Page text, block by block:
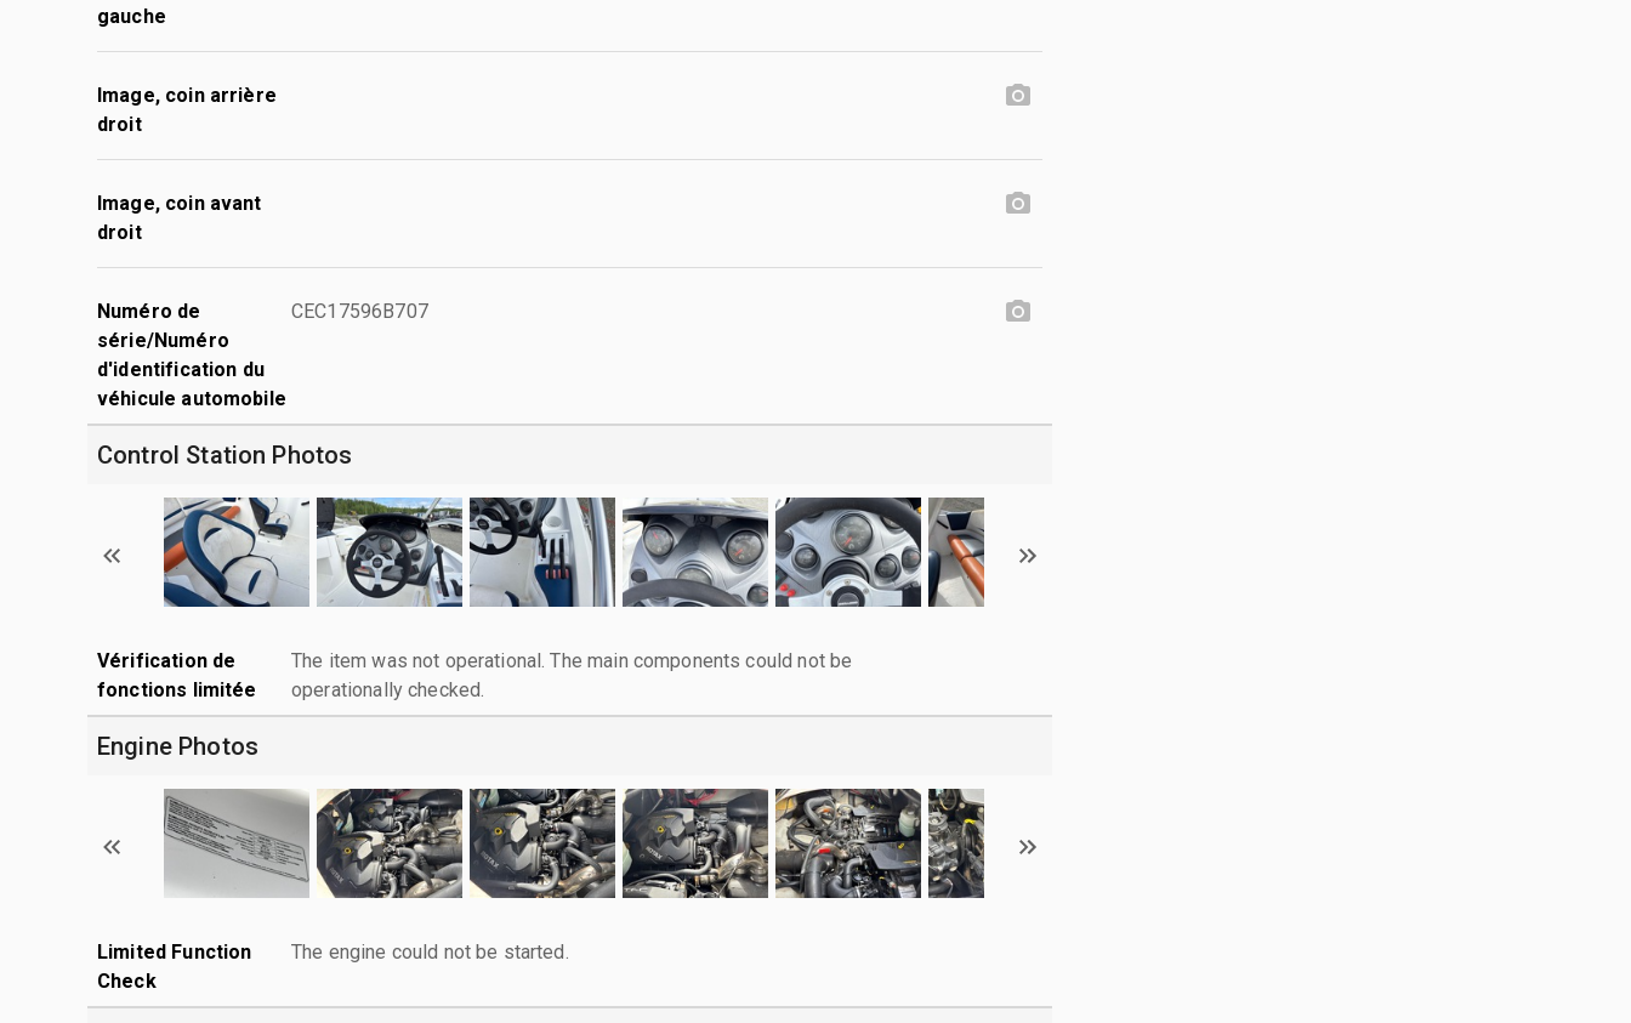
gauche
Image, coin arrière
droit
Image, coin avant
droit
Numéro de
série/Numéro
d'identification du
véhicule automobile
CEC17596B707
Control Station Photos
Vérification de
fonctions limitée
The item was not operational. The main components could not be
operationally checked.
Engine Photos
Limited Function
Check
The engine could not be started.